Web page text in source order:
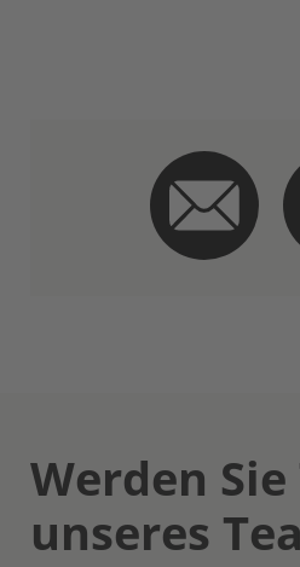
Werden Sie
unseres